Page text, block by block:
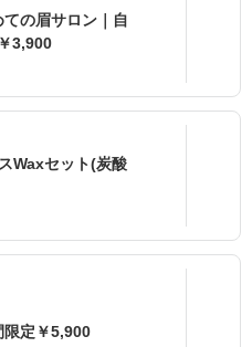
ての眉サロン｜自
3,900
Waxセット(炭酸
限定￥5,900